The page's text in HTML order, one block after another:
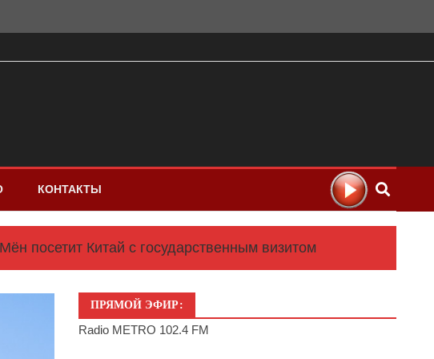
КОНТАКТЫ
посетит Китай с государственным визитом
ПРЯМОЙ ЭФИР:
Radio METRO 102.4 FM